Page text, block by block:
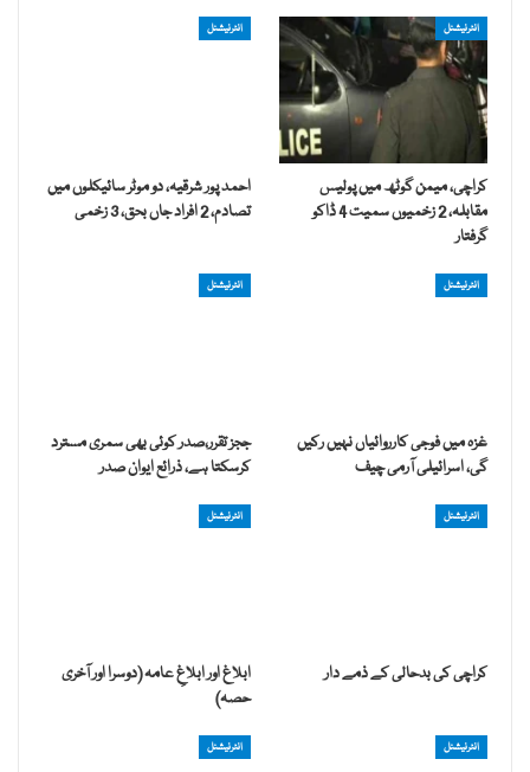
انٹرنیشنل
کراچی، میمن گوٹھ میں پولیس
مقابلہ، 2 زخمیوں سمیت 4 ڈاکو
گرفتار
انٹرنیشنل
احمد پور شرقیہ، دو موٹر سائیکلوں میں
تصادم، 2 افراد جاں بحق، 3 زخمی
انٹرنیشنل
غزہ میں فوجی کارروائیاں نہیں رکیں
گی، اسرائیلی آرمی چیف
انٹرنیشنل
ججز تقرر،صدر کوئی بھی سمری مسترد
کرسکتا ہے، ذرائع ایوان صدر
انٹرنیشنل
کراچی کی بدحالی کے ذمے دار
انٹرنیشنل
ابلاغ اور ابلاغِ عامہ (دوسرا اور آخری
حصہ)
انٹرنیشنل انٹرنیشنل